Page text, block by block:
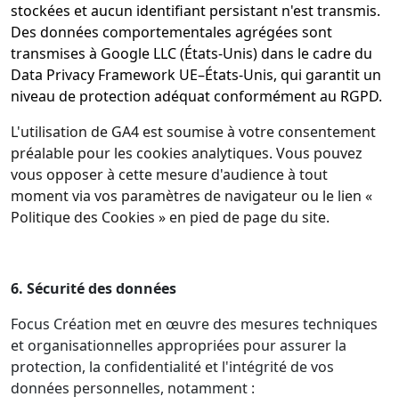
stockées et aucun identifiant persistant n'est transmis.
Des données comportementales agrégées sont
transmises à Google LLC (États-Unis) dans le cadre du
Data Privacy Framework UE–États-Unis, qui garantit un
niveau de protection adéquat conformément au RGPD.
L'utilisation de GA4 est soumise à votre consentement
préalable pour les cookies analytiques. Vous pouvez
vous opposer à cette mesure d'audience à tout
moment via vos paramètres de navigateur ou le lien «
Politique des Cookies » en pied de page du site.
6. Sécurité des données
Focus Création met en œuvre des mesures techniques
et organisationnelles appropriées pour assurer la
protection, la confidentialité et l'intégrité de vos
données personnelles, notamment :